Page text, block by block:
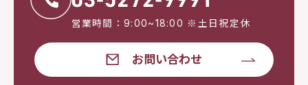
営業時間：9:00~18:00 ※土日祝定休
お問い合わせ